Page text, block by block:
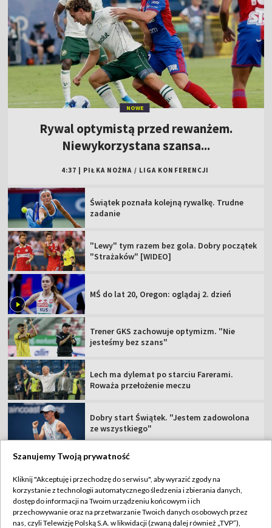
NOWE
Rywal optymistą przed rewanżem.
Niewykorzystana szansa...
4:37 PIŁKA NOŻNA / LIGA KONFERENCJI
Świątek poznała kolejną rywalkę. Trudne
zadanie
"Lewy" tym razem bez gola. Dobry początek
"Strażaków" [WIDEO]
MŚ do lat 20, Oregon: oglądaj 2. dzień
Trener GKS zachowuje optymizm. "Nie
jesteśmy bez szans"
Lech ma dylemat po starciu Farerami.
Roważa przełożenie meczu
Dobry start Świątek. "Jestem zadowolona
ze wszystkiego"
TVP
Abonament TVP
Regulamin TVP
Szanujemy Twoją prywatność
Kliknij "Akceptuję i przechodzę do serwisu", aby wyrazić zgody na
korzystanie z technologii automatycznego śledzenia i zbierania danych,
dostęp do informacji na Twoim urządzeniu końcowym i ich
przechowywanie oraz na przetwarzanie Twoich danych osobowych przez
nas, czyli Telewizję Polską S.A. w likwidacji (zwaną dalej również „TVP”),